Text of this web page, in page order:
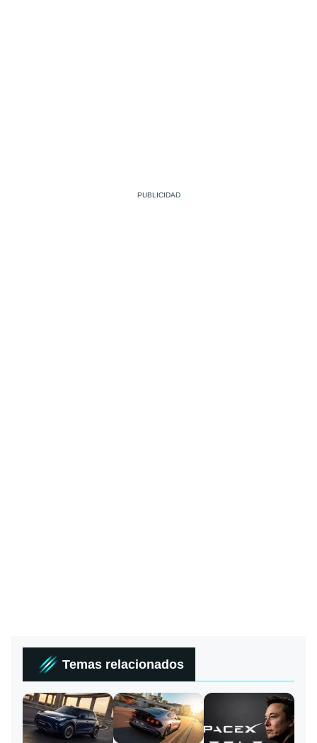
Temas relacionados